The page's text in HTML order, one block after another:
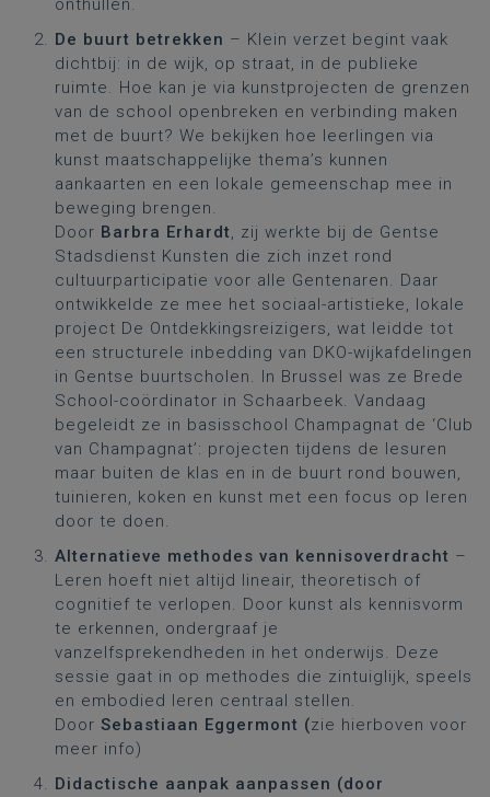
onthullen.
De buurt betrekken – Klein verzet begint vaak
dichtbij: in de wijk, op straat, in de publieke
ruimte. Hoe kan je via kunstprojecten de grenzen
van de school openbreken en verbinding maken
met de buurt? We bekijken hoe leerlingen via
kunst maatschappelijke thema’s kunnen
aankaarten en een lokale gemeenschap mee in
beweging brengen.
Door Barbra Erhardt, zij werkte bij de Gentse
Stadsdienst Kunsten die zich inzet rond
cultuurparticipatie voor alle Gentenaren. Daar
ontwikkelde ze mee het sociaal-artistieke, lokale
project De Ontdekkingsreizigers, wat leidde tot
een structurele inbedding van DKO-wijkafdelingen
in Gentse buurtscholen. In Brussel was ze Brede
School-coördinator in Schaarbeek. Vandaag
begeleidt ze in basisschool Champagnat de ‘Club
van Champagnat’: projecten tijdens de lesuren
maar buiten de klas en in de buurt rond bouwen,
tuinieren, koken en kunst met een focus op leren
door te doen.
Alternatieve methodes van kennisoverdracht –
Leren hoeft niet altijd lineair, theoretisch of
cognitief te verlopen. Door kunst als kennisvorm
te erkennen, ondergraaf je
vanzelfsprekendheden in het onderwijs. Deze
sessie gaat in op methodes die zintuiglijk, speels
en embodied leren centraal stellen.
Door Sebastiaan Eggermont (zie hierboven voor
meer info)
Didactische aanpak aanpassen (door